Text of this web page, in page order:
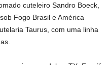
cuteleiro Sandro Boeck,
Fogo Brasil e América
Taurus, com uma linha